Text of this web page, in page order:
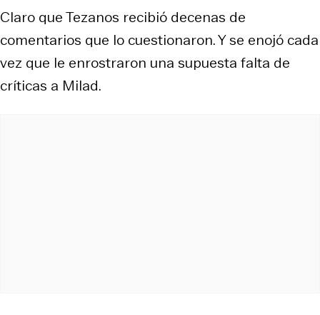
Claro que Tezanos recibió decenas de
comentarios que lo cuestionaron. Y se enojó cada
vez que le enrostraron una supuesta falta de
críticas a Milad.